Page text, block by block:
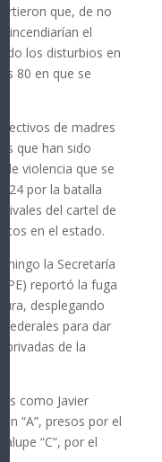
que, de no
incendiarían el
los disturbios en
80 en que se
de madres
que han sido
de violencia que se
por la batalla
rivales del cartel de
en el estado.
la Secretaría
reportó la fuga
desplegando
federales para dar
privadas de la
como Javier
“A”, presos por el
“C”, por el